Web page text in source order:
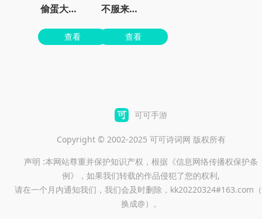
偷蛋大作战
查看
不服来战鸭正版
查看
可可手游
Copyright © 2002-2025 可可诗词网 版权所有
声明 :本网站尊重并保护知识产权，根据《信息网络传播权保护条
例》，如果我们转载的作品侵犯了您的权利,
请在一个月内通知我们，我们会及时删除，kk20220324#163.com
换成@）。